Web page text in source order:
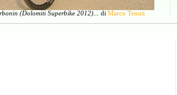
(Dolomiti Superbike 2012)... di Marco Tenuti